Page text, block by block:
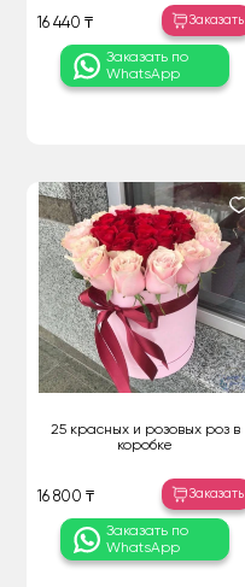
16 440 ₸ Заказать
Заказать по
WhatsApp
25 красных и розовых роз в
коробке
16 800 ₸ Заказать
Заказать по
WhatsApp